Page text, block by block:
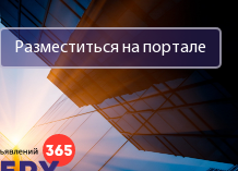
кредитных
Разместиться на портале